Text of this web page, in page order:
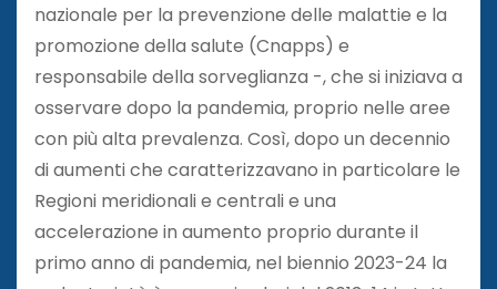
nazionale per la prevenzione delle malattie e la
promozione della salute (Cnapps) e
responsabile della sorveglianza -, che si iniziava a
osservare dopo la pandemia, proprio nelle aree
con più alta prevalenza. Così, dopo un decennio
di aumenti che caratterizzavano in particolare le
Regioni meridionali e centrali e una
accelerazione in aumento proprio durante il
primo anno di pandemia, nel biennio 2023-24 la